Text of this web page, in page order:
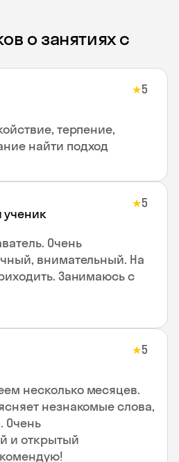
о занятиях с
★5
терпение,
найти подход
★5
Очень
внимательный. На
Занимаюсь с
★5
несколько месяцев.
незнакомые слова,
Очень
и открытый